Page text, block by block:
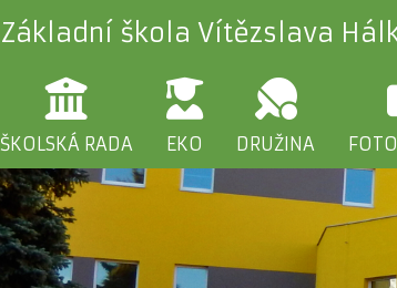
Základní škola Vítězslava
ŠKOLSKÁ RADA EKO DRUŽINA